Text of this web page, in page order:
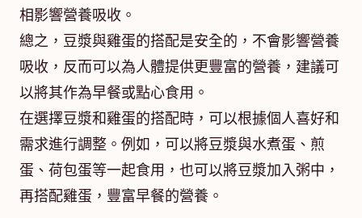
相影響營養吸收。
總之，豆漿與雞蛋的搭配是安全的，不會影響營養
吸收，反而可以為人體提供更豐富的營養，建議可
以將其作為早餐或點心食用。
在選擇豆漿和雞蛋的搭配時，可以根據個人喜好和
需求進行調整。例如，可以將豆漿與水煮蛋、煎
蛋、荷包蛋等一起食用，也可以將豆漿加入粥中，
再搭配雞蛋，豐富早餐的營養。